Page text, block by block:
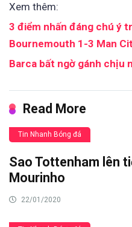
Xem thêm:
3 điểm nhấn đáng chú ý
Bournemouth 1-3 Man
Barca bất ngờ gánh chịu
Read More
Tin Nhanh Bóng đá
Sao Tottenham lên
Mourinho
22/01/2020